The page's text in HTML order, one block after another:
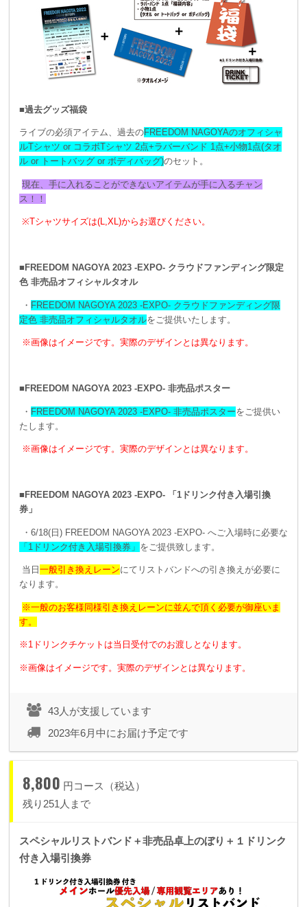
■過去グッズ福袋
ライブの必須アイテム、過去のFREEDOM NAGOYAのオフィシャ
ルTシャツ or コラボTシャツ 2点+ラバーバンド 1点+小物1点(タオ
ル or トートバッグ or ボディバッグ)のセット。
現在、手に入れることができないアイテムが手に入るチャン
ス！！
※Tシャツサイズは(L,XL)からお選びください。
■FREEDOM NAGOYA 2023 -EXPO- クラウドファンディング限定
色 非売品オフィシャルタオル
・ FREEDOM NAGOYA 2023 -EXPO- クラウドファンディング限
定色 非売品オフィシャルタオルをご提供いたします。
※画像はイメージです。実際のデザインとは異なります。
■FREEDOM NAGOYA 2023 -EXPO- 非売品ポスター
・ FREEDOM NAGOYA 2023 -EXPO- 非売品ポスターをご提供い
たします。
※画像はイメージです。実際のデザインとは異なります。
■FREEDOM NAGOYA 2023 -EXPO- 「1ドリンク付き入場引換
券」
・6/18(日) FREEDOM NAGOYA 2023 -EXPO- へご入場時に必要な
「1ドリンク付き入場引換券」 をご提供致します。
当日 一般引き換えレーンにてリストバンドへの引き換えが必要に
なります。
※一般のお客様同様引き換えレーンに並んで頂く必要が御座いま
す。
※1ドリンクチケットは当日受付でのお渡しとなります。
※画像はイメージです。実際のデザインとは異なります。
43人が支援しています
2023年6月中にお届け予定です
8,800 円コース（税込）
残り251人まで
スペシャルリストバンド＋非売品卓上のぼり＋１ドリンク
付き入場引換券